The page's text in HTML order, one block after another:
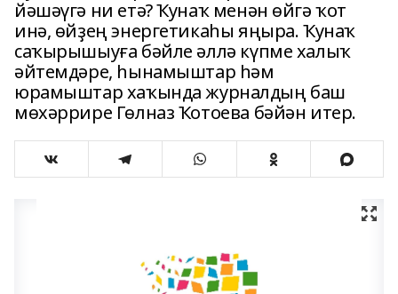
йәшәүгә ни етә? Ҡунаҡ менән өйгә ҡот
инә, өйҙең энергетикаһы яңыра. Ҡунаҡ
саҡырышыуға бәйле әллә күпме халыҡ
әйтемдәре, һынамыштар һәм
юрамыштар хаҡында журналдың баш
мөхәррире Гөлназ Ҡотоева бәйән итер.